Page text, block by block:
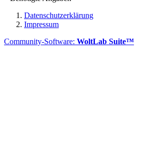
Datenschutzerklärung
Impressum
Community-Software: WoltLab Suite™